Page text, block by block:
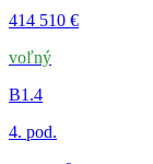
414 510 €
voľný
B1.4
4. pod.